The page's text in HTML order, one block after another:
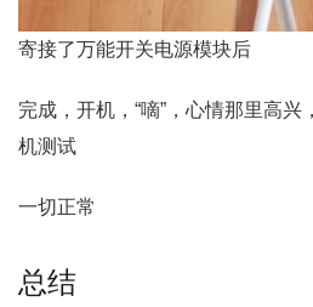
寄接了万能开关电源模块后
完成，开机，“嘀”，心情那里高
机测试
一切正常
总结